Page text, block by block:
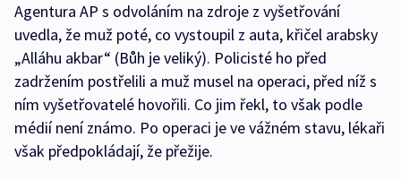
Agentura AP s odvoláním na zdroje z vyšetřování
uvedla, že muž poté, co vystoupil z auta, křičel arabsky
„Alláhu akbar“ (Bůh je veliký). Policisté ho před
zadržením postřelili a muž musel na operaci, před níž s
ním vyšetřovatelé hovořili. Co jim řekl, to však podle
médií není známo. Po operaci je ve vážném stavu, lékaři
však předpokládají, že přežije.